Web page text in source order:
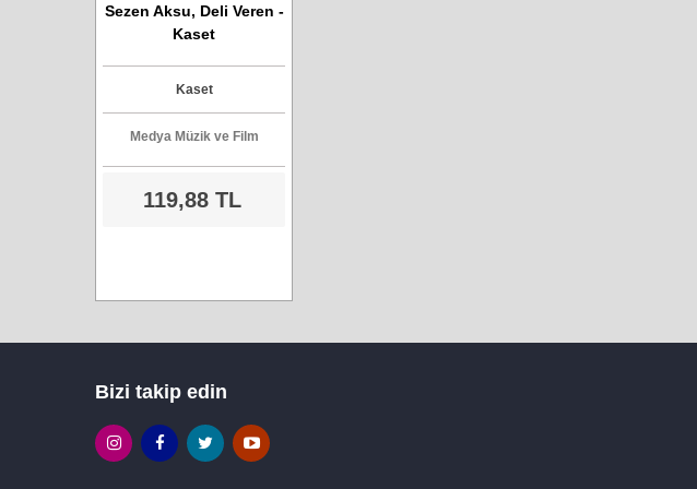
Sezen Aksu, Deli Veren -
Kaset
Kaset
Medya Müzik ve Film
119,88 TL
Bizi takip edin